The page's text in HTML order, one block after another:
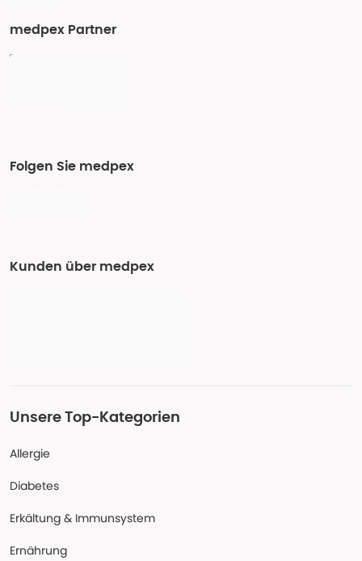
medpex Partner
Folgen Sie medpex
Kunden über medpex
Unsere Top-Kategorien
Allergie
Diabetes
Erkältung & Immunsystem
Ernährung